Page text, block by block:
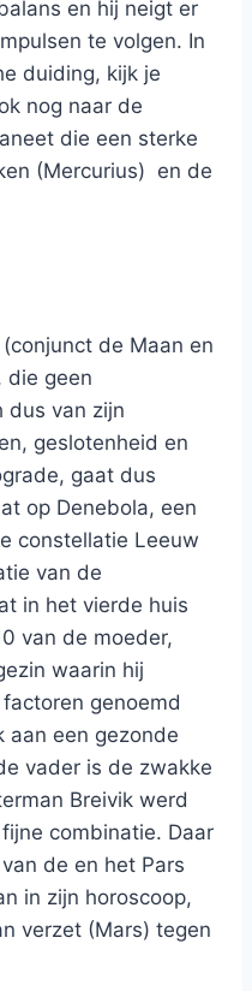
en hij neigt er
te volgen. In
duiding, kijk je
nog naar de
die een sterke
(Mercurius) en de
de Maan en
die geen
dus van zijn
geslotenheid en
gaat dus
op Denebola, een
constellatie Leeuw
van de
in het vierde huis
van de moeder,
waarin hij
genoemd
aan een gezonde
vader is de zwakke
Breivik werd
combinatie. Daar
de en het Pars
in zijn horoscoop,
verzet (Mars) tegen